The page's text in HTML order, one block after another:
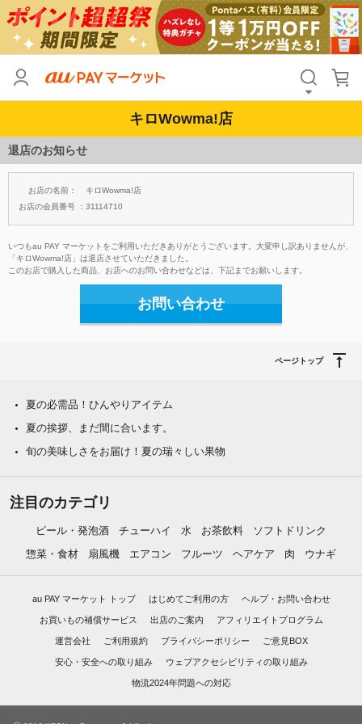
キロWowma!店
退店のお知らせ
お店の名前：
キロWowma!店
お店の会員番号 ： 31114710
いつもau PAY マーケットをご利用いただきありがとうございます。大変申し訳ありませんが、
「キロWowma!店」は退店させていただきました。
このお店で購入した商品、お店へのお問い合わせなどは、下記までお願いします。
お問い合わせ
ページトップ
夏の必需品！ひんやりアイテム
夏の挨拶、まだ間に合います。
旬の美味しさをお届け！夏の瑞々しい果物
注目のカテゴリ
ビール・発泡酒 チューハイ 水 お茶飲料
ソフトドリンク
惣菜・食材
扇風機 エアコン フルーツ ヘアケア 肉 ウナギ
au PAY マーケット トップ はじめてご利用の方 ヘルプ・お問い合わせ
お買いもの補償サービス 出店のご案内 アフィリエイトプログラム
運営会社 ご利用規約 プライバシーポリシー ご意見BOX
安心・安全への取り組み ウェブアクセシビリティの取り組み
物流2024年問題への対応